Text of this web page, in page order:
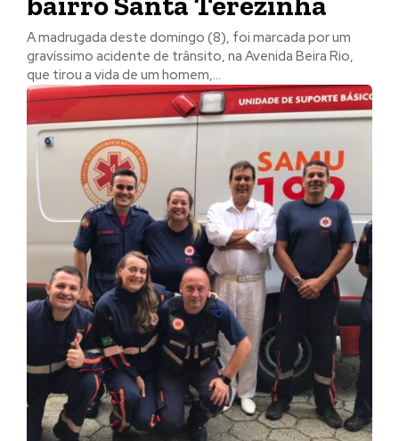
A madrugada deste domingo (8), foi marcada por um
gravíssimo acidente de trânsito, na Avenida Beira Rio,
que tirou a vida de um homem,...